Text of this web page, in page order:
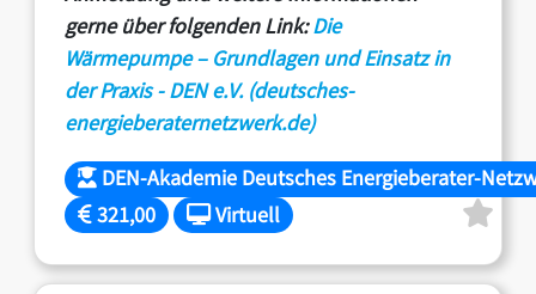
gerne über folgenden Link:Die
Wärmepumpe – Grundlagen und Einsatz in
der Praxis - DEN e.V. (deutsches-
energieberaternetzwerk.de)
DEN-Akademie Deutsches Energieberater-
321,00
Virtuell